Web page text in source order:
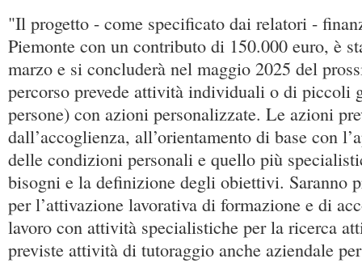
"Il progetto - come specificato dai relatori -
Piemonte con un contributo di 150.000 euro, è
marzo e si concluderà nel maggio 2025 del
percorso prevede attività individuali o di piccoli
persone) con azioni personalizzate. Le azioni
dall’accoglienza, all’orientamento di base con
delle condizioni personali e quello più
bisogni e la definizione degli obiettivi. Saranno
per l’attivazione lavorativa di formazione e di
lavoro con attività specialistiche per la ricerca
previste attività di tutoraggio anche aziendale